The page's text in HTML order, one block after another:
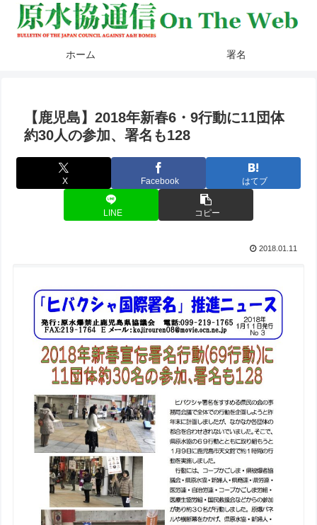
ホーム 署名
【鹿児島】2018年新春6・9行動に11団体
約30人の参加、署名も128
X Facebook はてブ
LINE コピー
2018.01.11